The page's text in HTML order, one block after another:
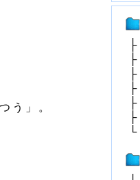
う」。
├
├
├
├
├
├
└